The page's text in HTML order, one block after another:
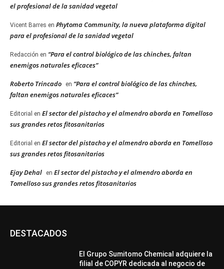
el profesional de la sanidad vegetal
Vicent Barres en Phytoma Community, la nueva plataforma digital
para el profesional de la sanidad vegetal
Redacción en “Para el control biológico de las chinches, faltan
enemigos naturales eficaces”
Roberto Trincado en “Para el control biológico de las chinches,
faltan enemigos naturales eficaces”
Editorial en El sector del pistacho y el almendro aborda en Tomelloso
sus grandes retos fitosanitarios
Editorial en El sector del pistacho y el almendro aborda en Tomelloso
sus grandes retos fitosanitarios
Ejay Dehal en El sector del pistacho y el almendro aborda en
Tomelloso sus grandes retos fitosanitarios
DESTACADOS
El Grupo Sumitomo Chemical adquiere la
filial de COPYR dedicada al negocio de